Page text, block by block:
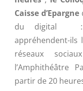
Caisse d’Epargne
du digital :
appréhendent-ils
réseaux
l’Amphithéâtre
partir de 20